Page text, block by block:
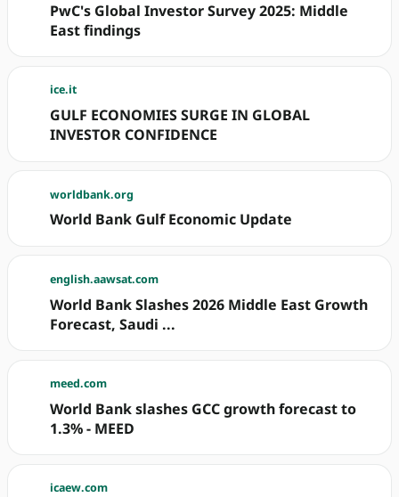
PwC's Global Investor Survey 2025: Middle
East findings
ice.it
GULF ECONOMIES SURGE IN GLOBAL
INVESTOR CONFIDENCE
worldbank.org
World Bank Gulf Economic Update
english.aawsat.com
World Bank Slashes 2026 Middle East Growth
Forecast, Saudi ...
meed.com
World Bank slashes GCC growth forecast to
1.3% - MEED
icaew.com